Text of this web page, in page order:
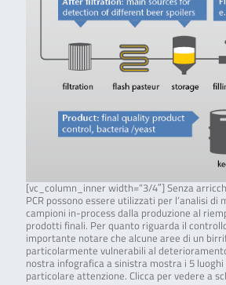
[vc_column_inner width=”3/4″] Senza
PCR possono essere utilizzati per l’analisi di
campioni in-process dalla produzione al
prodotti finali. Per quanto riguarda il
importante notare che alcune aree di un
particolarmente vulnerabili al
nostra infografica a sinistra mostra i 5
particolare attenzione. Clicca per vedere a